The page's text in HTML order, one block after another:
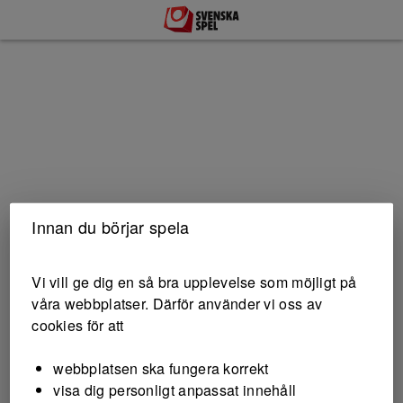
35 miljoner till
Innan du börjar spela
Vi vill ge dig en så bra upplevelse som möjligt på
våra webbplatser. Därför använder vi oss av
cookies för att
webbplatsen ska fungera korrekt
visa dig personligt anpassat innehåll